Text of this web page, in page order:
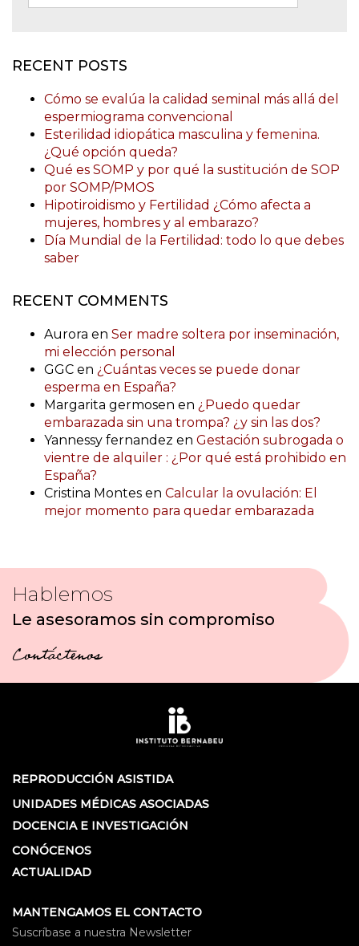
RECENT POSTS
Cómo se evalúa la calidad seminal más allá del
espermiograma convencional
Esterilidad idiopática masculina y femenina.
¿Qué opción queda?
Qué es SOMP y por qué la sustitución de SOP
por SOMP/PMOS
Hipotiroidismo y Fertilidad ¿Cómo afecta a
mujeres, hombres y al embarazo?
Día Mundial de la Fertilidad: todo lo que debes
saber
RECENT COMMENTS
Aurora en Ser madre soltera por inseminación,
mi elección personal
GGC en ¿Cuántas veces se puede donar
esperma en España?
Margarita germosen en ¿Puedo quedar
embarazada sin una trompa? ¿y sin las dos?
Yannessy fernandez en Gestación subrogada o
vientre de alquiler : ¿Por qué está prohibido en
España?
Cristina Montes en Calcular la ovulación: El
mejor momento para quedar embarazada
Hablemos
Le asesoramos sin compromiso
Contáctenos
REPRODUCCIÓN ASISTIDA
UNIDADES MÉDICAS ASOCIADAS
DOCENCIA E INVESTIGACIÓN
CONÓCENOS
ACTUALIDAD
MANTENGAMOS EL CONTACTO
Suscríbase a nuestra Newsletter